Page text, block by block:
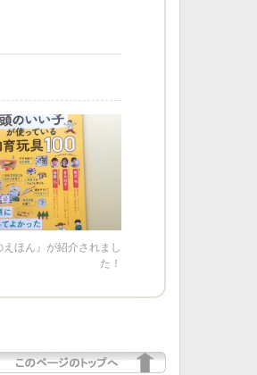
えほん』が紹介されまし
た！